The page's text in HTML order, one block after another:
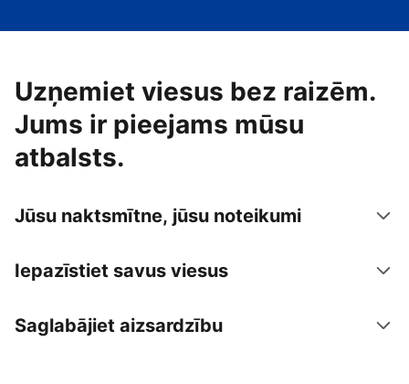
Uzņemiet viesus bez raizēm.
Jums ir pieejams mūsu
atbalsts.
Jūsu naktsmītne, jūsu noteikumi
Iepazīstiet savus viesus
Saglabājiet aizsardzību